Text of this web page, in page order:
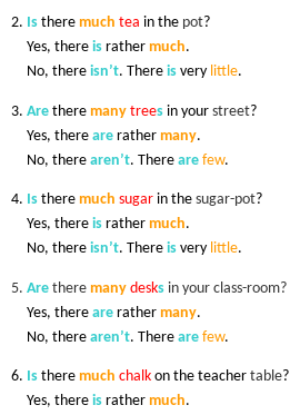
2. Is there much tea in the pot?
Yes, there is rather much.
No, there isn’t. There is very little.
3. Are there many trees in your street?
Yes, there are rather many.
No, there aren’t. There are few.
4. Is there much sugar in the sugar-pot?
Yes, there is rather much.
No, there isn’t. There is very little.
5. Are there many desks in your class-room?
Yes, there are rather many.
No, there aren’t. There are few.
6. Is there much chalk on the teacher table?
Yes, there is rather much.